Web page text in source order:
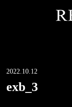
2022.10.12
exb_3